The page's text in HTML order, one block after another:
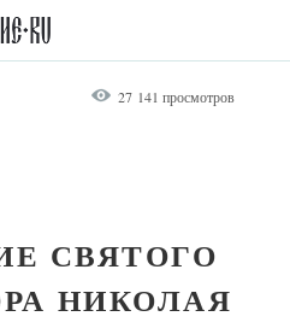
27 141 просмотров
СВЯТОГО
НИКОЛАЯ